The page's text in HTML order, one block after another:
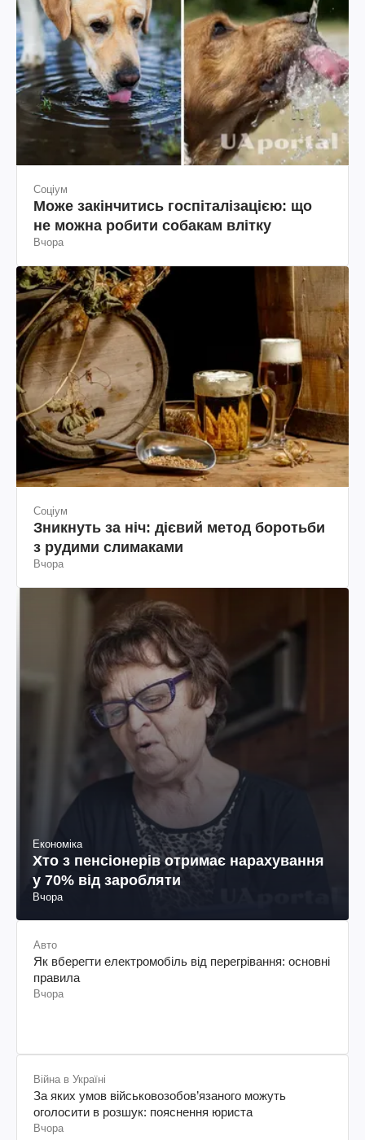
Соціум
Може закінчитись госпіталізацією: що
не можна робити собакам влітку
Вчора
Соціум
Зникнуть за ніч: дієвий метод боротьби
з рудими слимаками
Вчора
Економіка
Хто з пенсіонерів отримає нарахування
у 70% від заробляти
Вчора
Авто
Як вберегти електромобіль від перегрівання: основні
правила
Вчора
Війна в Україні
За яких умов військовозобов’язаного можуть
оголосити в розшук: пояснення юриста
Вчора